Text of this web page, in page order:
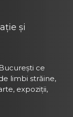
și
ce
limbi străine,
expoziții,